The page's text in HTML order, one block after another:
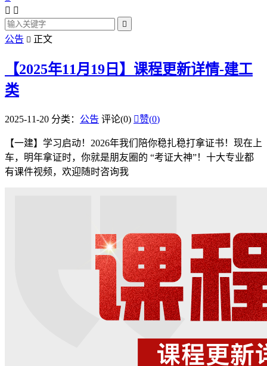
 

公告  正文
【2025年11月19日】课程更新详情-建工
类
2025-11-20 分类： 公告 评论(0) 赞(0)
【一建】学习启动！2026年我们陪你稳扎稳打拿证书！现在上
车，明年拿证时，你就是朋友圈的 “考证大神”！十大专业都
有课件视频，欢迎随时咨询我